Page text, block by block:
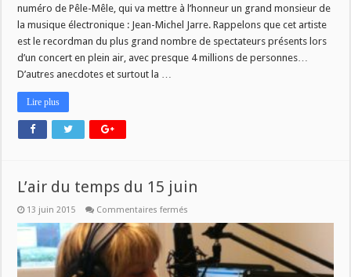
16
juin
numéro de Pêle-Mêle, qui va mettre à l’honneur un grand monsieur de
la musique électronique : Jean-Michel Jarre. Rappelons que cet artiste
est le recordman du plus grand nombre de spectateurs présents lors
d’un concert en plein air, avec presque 4 millions de personnes…
D’autres anecdotes et surtout la …
Lire plus
L’air du temps du 15 juin
13 juin 2015 Commentaires fermés
du
temps
du
15
juin